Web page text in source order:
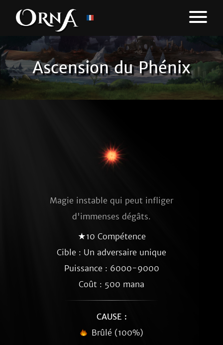
Ascension du Phénix
Magie instable qui peut infliger
d'immenses dégâts.
★10 Compétence
Cible : Un adversaire unique
Puissance : 6000-9000
Coût : 500 mana
CAUSE :
Brûlé (100%)